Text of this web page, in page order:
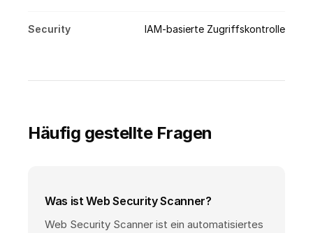
Security IAM-basierte Zugriffskontrolle
Häufig gestellte Fragen
Was ist Web Security Scanner?
Web Security Scanner ist ein automatisiertes